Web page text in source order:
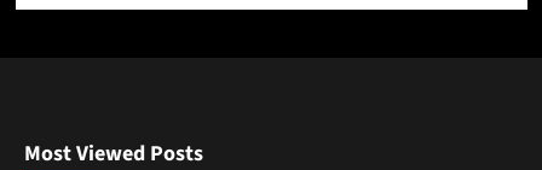
Most Viewed Posts